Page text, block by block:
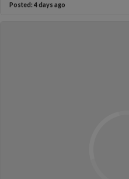
Posted: 4 days ago